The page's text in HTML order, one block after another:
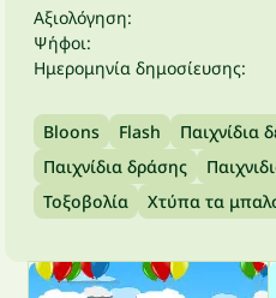
Αξιολόγηση:
Ψήφοι:
Ημερομηνία δημοσίευσης:
Bloons Flash
Παιχνίδια
Παιχνίδια δράσης
Τοξοβολία
Χτύπα τα